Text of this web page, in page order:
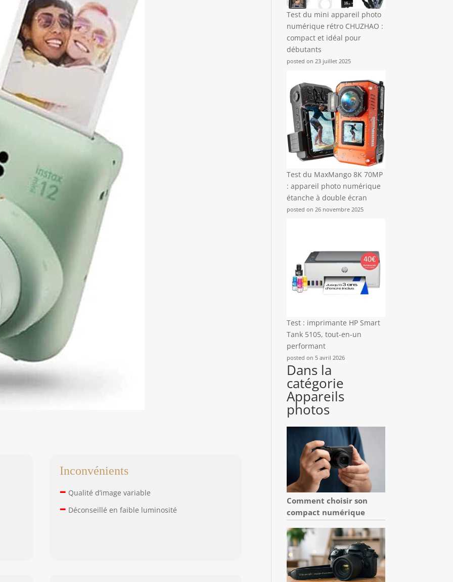
Inconvénients
– Qualité d’image variable
– Déconseillé en faible luminosité
Test du mini appareil photo
numérique rétro CHUZHAO :
compact et idéal pour
débutants
posted on 23 juillet 2025
Test du MaxMango 8K 70MP
: appareil photo numérique
étanche à double écran
posted on 26 novembre 2025
Test : imprimante HP Smart
Tank 5105, tout-en-un
performant
posted on 5 avril 2026
Dans la
catégorie
Appareils
photos
Comment choisir son
compact numérique